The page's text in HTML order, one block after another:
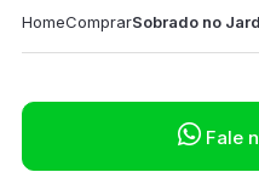
HomeComprarSobrado no
 Fale